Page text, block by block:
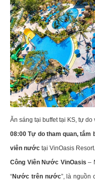
Ăn sáng tại buffet tại KS, tự
08:00 Tự do tham quan, tắm
viên nước tại VinOasis Resort.
Công Viên Nước VinOasis –
“Nước trên nước”, là nguồn